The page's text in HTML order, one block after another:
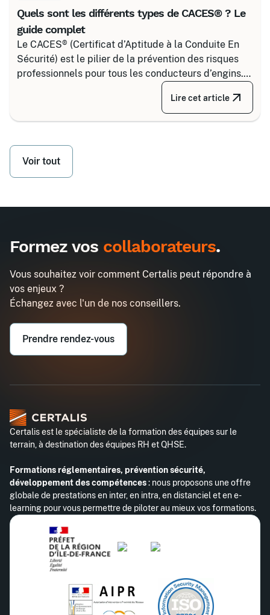
Quels sont les différents types de CACES® ? Le
guide complet
Le CACES® (Certificat d’Aptitude à la Conduite En
Sécurité) est le pilier de la prévention des risques
professionnels pour tous les conducteurs d’engins.
Depuis la réforme de 2020, il s’articule autour de 8
grandes familles d’équipements, divisées selon
Lire cet article
Voir tout
Formez vos collaborateurs.
Vous souhaitez voir comment Certalis peut répondre à
vos enjeux ?
Échangez avec l'un de nos conseillers.
Prendre rendez-vous
Certalis est le spécialiste de la formation des équipes sur le
terrain, à destination des équipes RH et QHSE.
Formations réglementaires, prévention sécurité,
développement des compétences: nous proposons une offre
globale de prestations en inter, en intra, en distanciel et en e-
learning pour vous permettre de piloter au mieux vos formations.